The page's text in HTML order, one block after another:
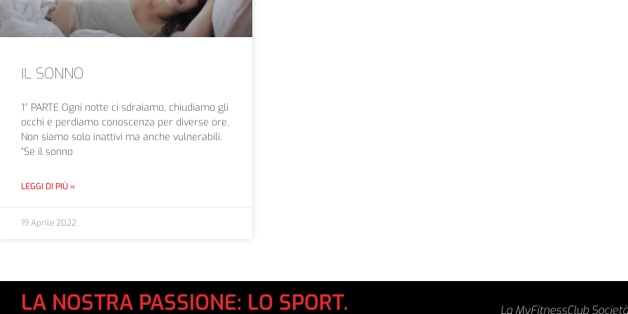
IL SONNO
1° PARTE Ogni notte ci sdraiamo, chiudiamo gli
occhi e perdiamo conoscenza per diverse ore.
Non siamo solo inattivi ma anche vulnerabili.
“Se il sonno
LEGGI DI PIÙ »
19 Aprile 2022
LA NOSTRA PASSIONE: LO SPORT.
La MyFitnessClub